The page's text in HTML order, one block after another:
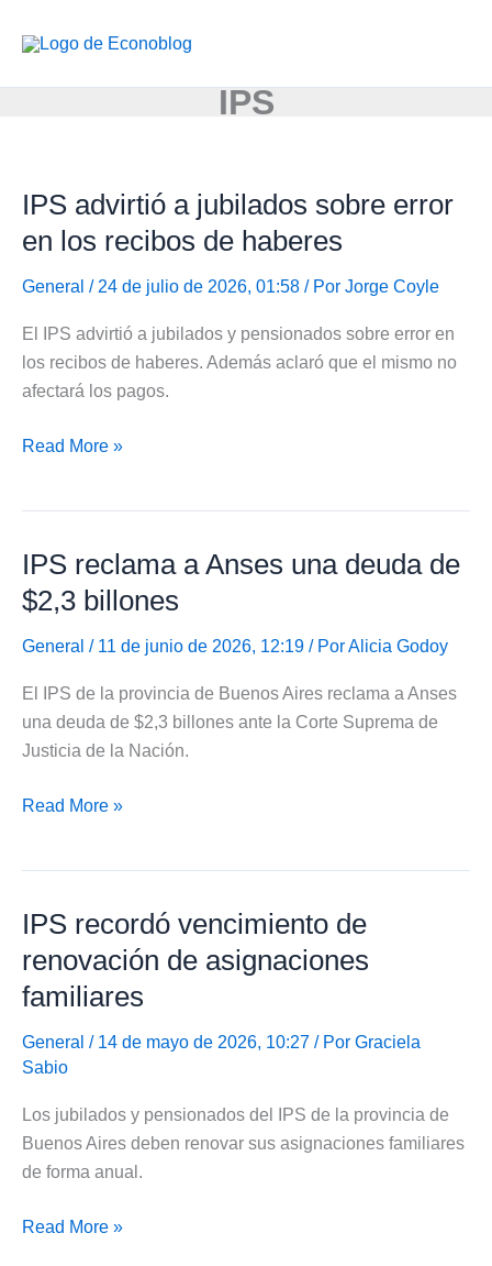
IPS
IPS advirtió a jubilados sobre error
en los recibos de haberes
General / 24 de julio de 2026, 01:58 / Por Jorge Coyle
El IPS advirtió a jubilados y pensionados sobre error en
los recibos de haberes. Además aclaró que el mismo no
afectará los pagos.
IPS
sobre
error
en
los
de
haberes
Read More »
IPS reclama a Anses una deuda de
$2,3 billones
General / 11 de junio de 2026, 12:19 / PorAlicia Godoy
El IPS de la provincia de Buenos Aires reclama a Anses
una deuda de $2,3 billones ante la Corte Suprema de
Justicia de la Nación.
IPS
una
de
$2,3
billones
Read More »
IPS recordó vencimiento de
renovación de asignaciones
familiares
General / 14 de mayo de 2026, 10:27 / Por Graciela
Sabio
Los jubilados y pensionados del IPS de la provincia de
Buenos Aires deben renovar sus asignaciones familiares
de forma anual.
IPS
Read More »